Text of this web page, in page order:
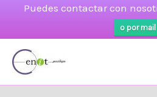
Puedes contactar con
o por mail